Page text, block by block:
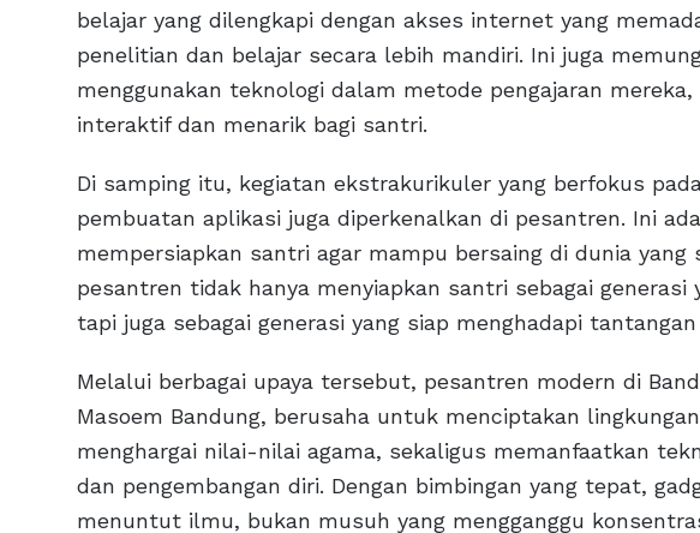
belajar yang dilengkapi dengan akses internet yang
penelitian dan belajar secara lebih mandiri. Ini juga
menggunakan teknologi dalam metode pengajaran
interaktif dan menarik bagi santri.
Di samping itu, kegiatan ekstrakurikuler yang berfokus
pembuatan aplikasi juga diperkenalkan di pesantren. Ini
mempersiapkan santri agar mampu bersaing di dunia yang
pesantren tidak hanya menyiapkan santri sebagai generasi
tapi juga sebagai generasi yang siap menghadapi tantangan
Melalui berbagai upaya tersebut, pesantren modern di
Masoem Bandung, berusaha untuk menciptakan
menghargai nilai-nilai agama, sekaligus memanfaatkan
dan pengembangan diri. Dengan bimbingan yang tepat,
menuntut ilmu, bukan musuh yang mengganggu